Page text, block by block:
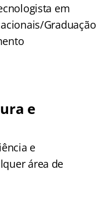
em
Graduação
e
e
área de